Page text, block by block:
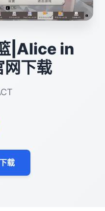
|Alice in
下载
载